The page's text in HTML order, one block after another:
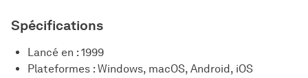
Spécifications
Lancé en : 1999
Plateformes : Windows, macOS, Android, iOS